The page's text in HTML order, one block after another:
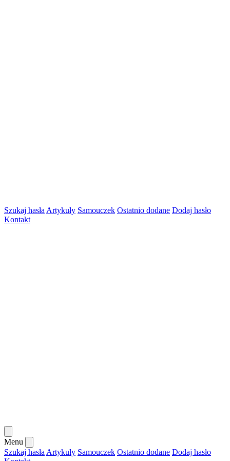
Szukaj hasła Artykuły Samouczek Ostatnio dodane Dodaj hasło
Kontakt
Menu
Szukaj hasła Artykuły Samouczek Ostatnio dodane Dodaj hasło